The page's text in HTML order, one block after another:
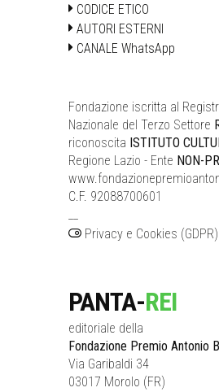
CODICE ETICO
AUTORI ESTERNI
CANALE WhatsApp
Fondazione iscritta al
Nazionale del Terzo Settore
riconoscita ISTITUTO
Regione Lazio - Ente NON-
C.F. 92088700601
Privacy e Cookies (GDPR)
PANTA-REI
editoriale della
Fondazione Premio Antonio
Via Garibaldi 34
03017 Morolo (FR)